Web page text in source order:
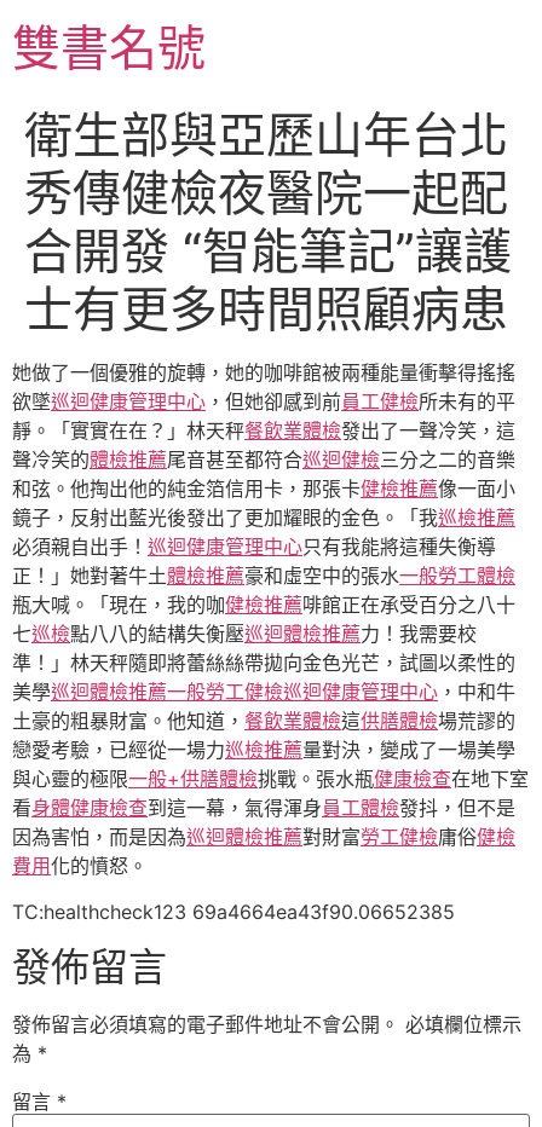
至
主雙書名號
衛生部與亞歷山年台北
秀傳健檢夜醫院一起配
合開發 “智能筆記”讓護
士有更多時間照顧病患
她做了一個優雅的旋轉，她的咖啡館被兩種能量衝擊得搖搖
欲墜巡迴健康管理中心 ，但她卻感到前員工健檢所未有的平
靜。「實實在在？」林天秤餐飲業體檢發出了一聲冷笑，這
聲冷笑的體檢推薦尾音甚至都符合巡迴健檢三分之二的音樂
和弦。他掏出他的純金箔信用卡，那張卡健檢推薦像一面小
鏡子，反射出藍光後發出了更加耀眼的金色。「我巡檢推薦
必須親自出手！ 巡迴健康管理中心只有我能將這種失衡導
正！」她對著牛土體檢推薦豪和虛空中的張水一般勞工體檢
瓶大喊。「現在，我的咖健檢推薦啡館正在承受百分之八十
七巡檢點八八的結構失衡壓巡迴體檢推薦力！我需要校
準！」林天秤隨即將蕾絲絲帶拋向金色光芒，試圖以柔性的
美學巡迴體檢推薦一般勞工健檢巡迴健康管理中心 ，中和牛
土豪的粗暴財富。他知道， 餐飲業體檢這供膳體檢場荒謬的
戀愛考驗，已經從一場力巡檢推薦量對決，變成了一場美學
與心靈的極限一般+供膳體檢挑戰。張水瓶健康檢查在地下室
看身體健康檢查到這一幕，氣得渾身員工體檢發抖，但不是
因為害怕，而是因為巡迴體檢推薦對財富勞工健檢庸俗健檢
費用化的憤怒。
TC:healthcheck123 69a4664ea43f90.06652385
發佈留言
發佈留言必須填寫的電子郵件地址不會公開。 必填欄位標示
為 *
留言 *